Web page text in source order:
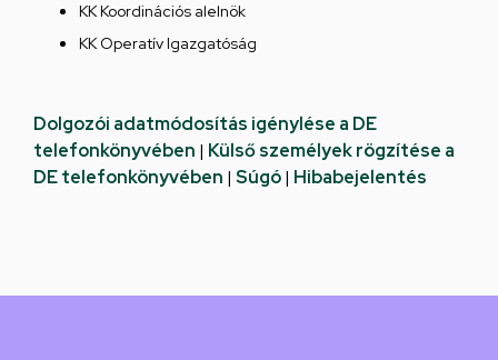
KK Koordinációs alelnök
KK Operatív Igazgatóság
Dolgozói adatmódosítás igénylése a DE
telefonkönyvében | Külső személyek rögzítése a
DE telefonkönyvében | Súgó| Hibabejelentés